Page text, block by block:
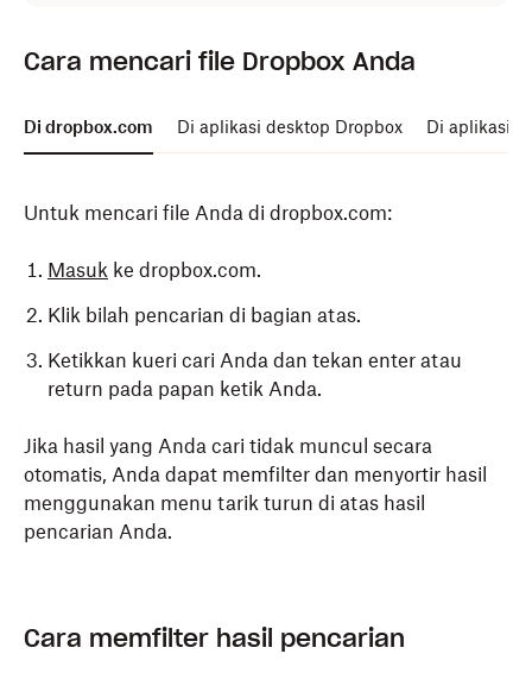
Cara mencari file Dropbox Anda
Di dropbox.com Di aplikasi desktop Dropbox Di aplikasi
Untuk mencari file Anda di dropbox.com:
Masuk ke dropbox.com.
Klik bilah pencarian di bagian atas.
Ketikkan kueri cari Anda dan tekan enter atau
return pada papan ketik Anda.
Jika hasil yang Anda cari tidak muncul secara
otomatis, Anda dapat memfilter dan menyortir hasil
menggunakan menu tarik turun di atas hasil
pencarian Anda.
Klik ikon Dropbox padabilah tugas
Buka aplikasi seluler Dropbox.
Cara memfilter hasil pencarian